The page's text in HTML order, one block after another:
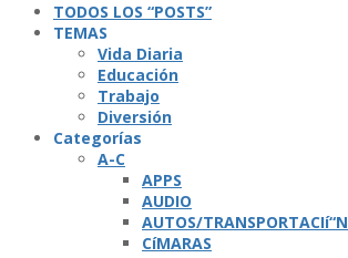
TODOS LOS “POSTS”
TEMAS
Vida Diaria
Educación
Trabajo
Diversión
Categorí­as
A-C
APPS
AUDIO
AUTOS/TRANSPORTACIí“N
CíMARAS